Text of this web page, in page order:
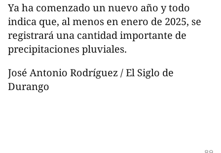
Ya ha comenzado un nuevo año y todo
indica que, al menos en enero de 2025, se
registrará una cantidad importante de
precipitaciones pluviales.
José Antonio Rodríguez / El Siglo de
Durango